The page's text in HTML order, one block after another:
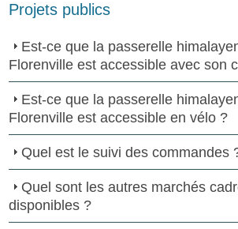
Projets publics
Est-ce que la passerelle
Florenville est accessible avec son
Est-ce que la passerelle
Florenville est accessible en vélo ?
Quel est le suivi des commandes
Quel sont les autres marchés
disponibles ?